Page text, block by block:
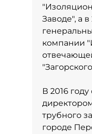
Заводе", а в
компании
В 2016
трубного
городе